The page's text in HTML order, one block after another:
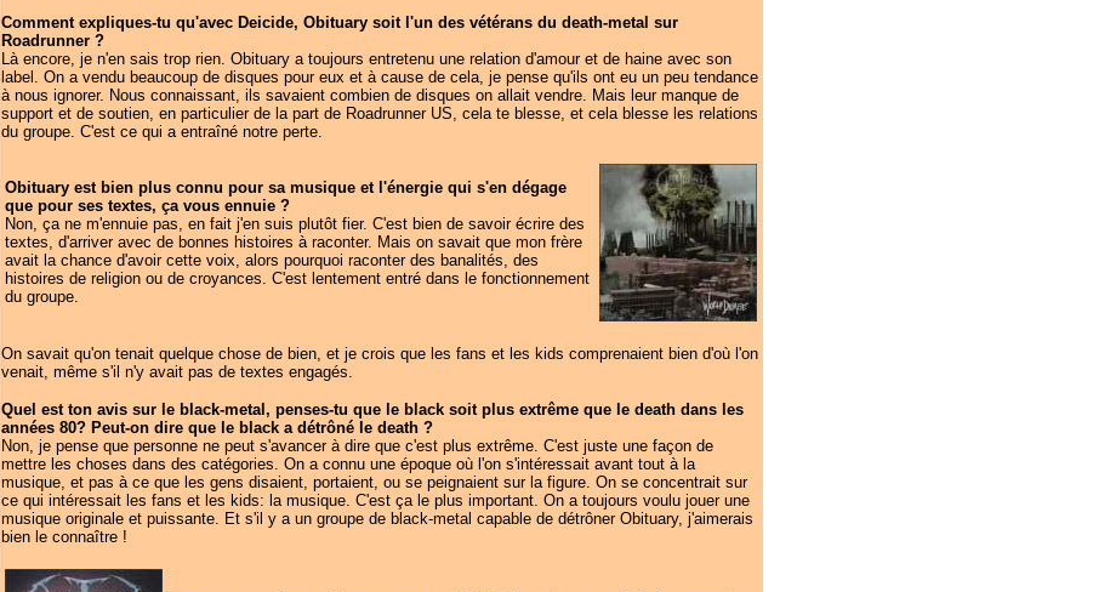
Comment expliques-tu qu'avec Deicide, Obituary soit l'un des vétérans du death-metal sur
Roadrunner ?
Là encore, je n'en sais trop rien. Obituary a toujours entretenu une relation d'amour et de haine avec son
label. On a vendu beaucoup de disques pour eux et à cause de cela, je pense qu'ils ont eu un peu tendance
à nous ignorer. Nous connaissant, ils savaient combien de disques on allait vendre. Mais leur manque de
support et de soutien, en particulier de la part de Roadrunner US, cela te blesse, et cela blesse les relations
du groupe. C'est ce qui a entraîné notre perte.
Obituary est bien plus connu pour sa musique et l'énergie qui s'en dégage
que pour ses textes, ça vous ennuie ?
Non, ça ne m'ennuie pas, en fait j'en suis plutôt fier. C'est bien de savoir écrire des
textes, d'arriver avec de bonnes histoires à raconter. Mais on savait que mon frère
avait la chance d'avoir cette voix, alors pourquoi raconter des banalités, des
histoires de religion ou de croyances. C'est lentement entré dans le fonctionnement
du groupe.
On savait qu'on tenait quelque chose de bien, et je crois que les fans et les kids comprenaient bien d'où l'on
venait, même s'il n'y avait pas de textes engagés.
Quel est ton avis sur le black-metal, penses-tu que le black soit plus extrême que le death dans les
années 80? Peut-on dire que le black a détrôné le death ?
Non, je pense que personne ne peut s'avancer à dire que c'est plus extrême. C'est juste une façon de
mettre les choses dans des catégories. On a connu une époque où l'on s'intéressait avant tout à la
musique, et pas à ce que les gens disaient, portaient, ou se peignaient sur la figure. On se concentrait sur
ce qui intéressait les fans et les kids: la musique. C'est ça le plus important. On a toujours voulu jouer une
musique originale et puissante. Et s'il y a un groupe de black-metal capable de détrôner Obituary, j'aimerais
bien le connaître !